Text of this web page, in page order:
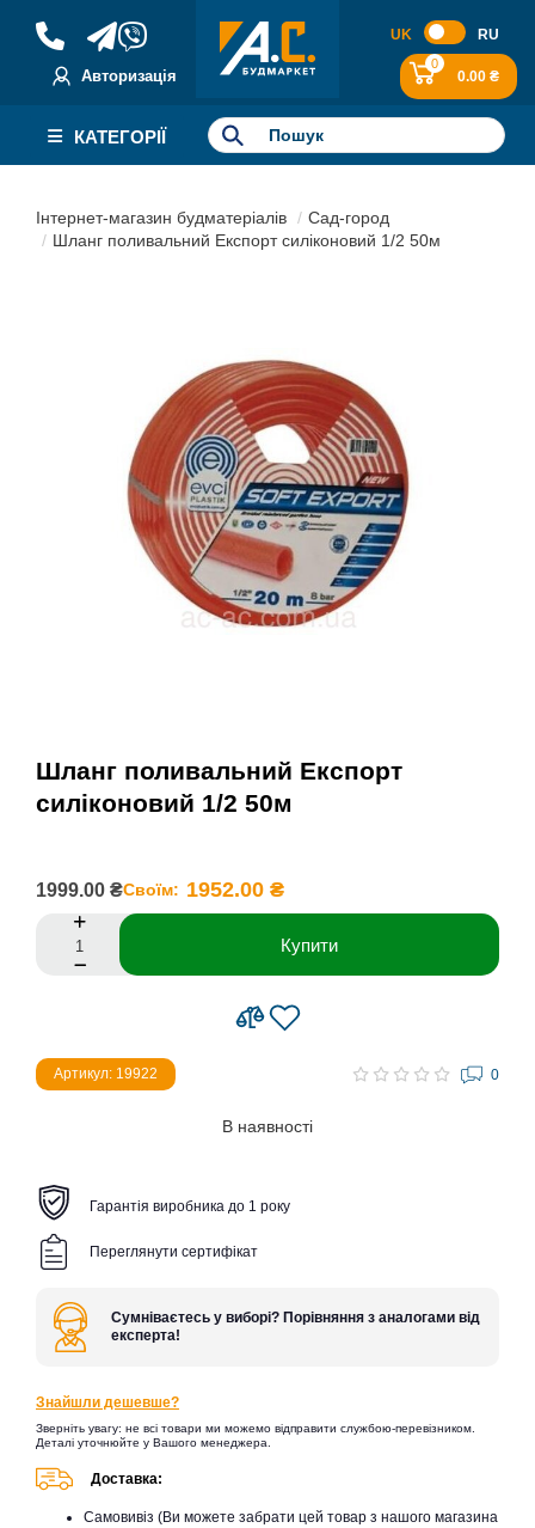
Авторизація
UK RU
0
0.00 ₴
КАТЕГОРІЇ
Інтернет-магазин будматеріалів
Сад-город
Шланг поливальний Експорт силіконовий 1/2 50м
Шланг поливальний Експорт
силіконовий 1/2 50м
1999.00 ₴Своїм: 1952.00 ₴
Купити
Артикул: 19922 0
В наявності
Гарантія виробника до 1 року
Переглянути сертифікат
Сумніваєтесь у виборі? Порівняння з аналогами від
експерта!
Знайшли дешевше?
Зверніть увагу: не всі товари ми можемо відправити службою-перевізником.
Деталі уточнюйте у Вашого менеджера.
Доставка:
Самовивіз (Ви можете забрати цей товар з нашого магазина